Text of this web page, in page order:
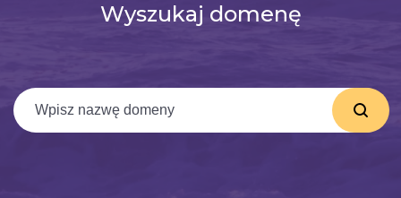
Wyszukaj domenę